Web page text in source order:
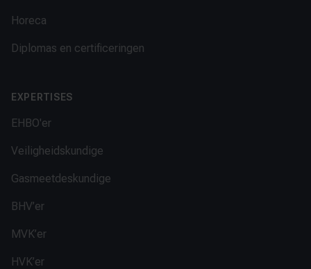
Horeca
Diplomas en certificeringen
EXPERTISES
EHBO'er
Veiligheidskundige
Gasmeetdeskundige
BHV’er
MVK’er
HVK’er